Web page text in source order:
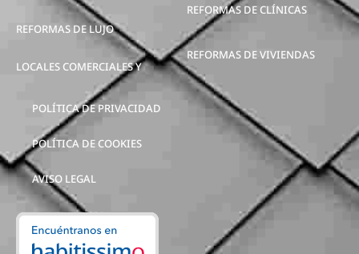
REFORMAS DE LUJO
LOCALES COMERCIALES Y
REFORMAS DE CLÍNICAS
REFORMAS DE VIVIENDAS
POLÍTICA DE PRIVACIDAD
POLÍTICA DE COOKIES
AVISO LEGAL